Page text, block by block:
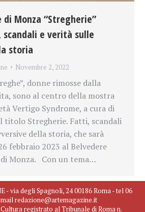
di Monza “Stregherie”
e verità sulle
storia
Novembre 2, 2022
donne rimosse dalla
sono al centro della mostra
Vertigo Syndrome, a cura di
titolo Stregherie. Fatti, scandali
della storia, che sarà
febbraio 2023 al Belvedere
di Monza. Con un tema…
- via degli Spagnoli, 24 00186 Roma - tel 06
mail redazione@artemagazine.it
registrato al Tribunale di Roma n.